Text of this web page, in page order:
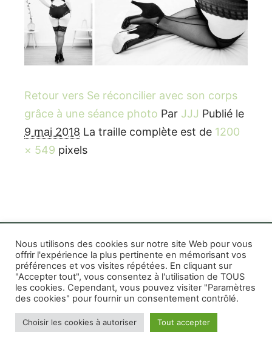
Retour vers Se réconcilier avec son corps
grâce à une séance photo Par JJJ Publié le
9 mai 2018 La traille complète est de 1200
× 549 pixels
Rife WordPress Theme|Photographe boudoir et
photo thérapeutique Montréal Lille Avignon
Photographe mariage et famille Montréal|
Photographe commercial Montréal|Mentions
légales
Nous utilisons des cookies sur notre site Web pour vous
offrir l'expérience la plus pertinente en mémorisant vos
préférences et vos visites répétées. En cliquant sur
"Accepter tout", vous consentez à l'utilisation de TOUS
les cookies. Cependant, vous pouvez visiter "Paramètres
des cookies" pour fournir un consentement contrôlé.
Choisir les cookies à autoriser Tout accepter